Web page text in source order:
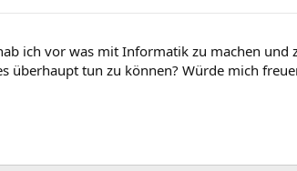
ich vor was mit Informatik zu machen und
überhaupt tun zu können? Würde mich